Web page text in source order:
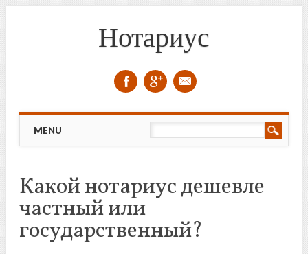
Нотариус
MENU
Какой нотариус дешевле
частный или
государственный?